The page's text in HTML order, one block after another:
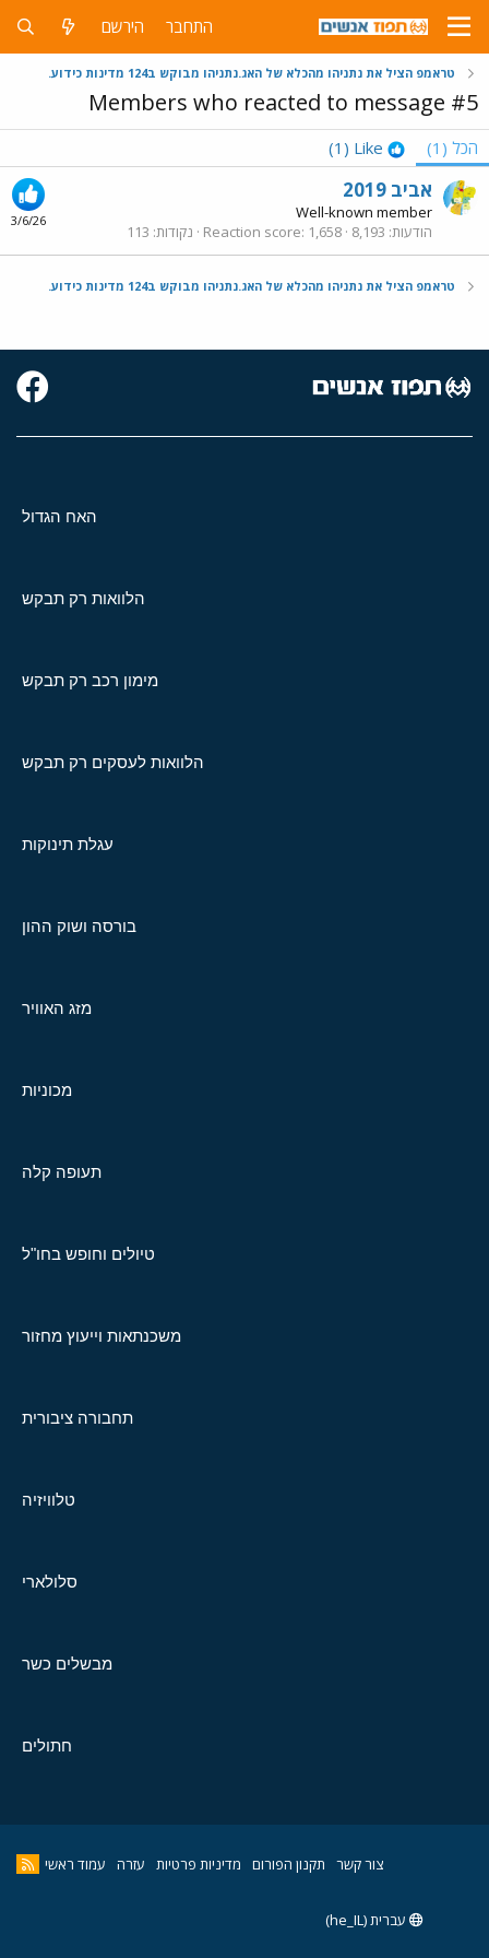
התחבר הירשם
טראמפ הציל את נתניהו מהכלא של האג.נתניהו מבוקש ב124 מדינות כידוע.
Members who reacted to message #5
הכל (1)
Like
(1)
3/6/26
אביב 2019
Well-known member
הודעות 8,193
Reaction score 1,658 נקודות 113
טראמפ הציל את נתניהו מהכלא של האג.נתניהו מבוקש ב124 מדינות כידוע.
האח הגדול
הלוואות רק תבקש
מימון רכב רק תבקש
הלוואות לעסקים רק תבקש
עגלת תינוקות
בורסה ושוק ההון
מזג האוויר
מכוניות
תעופה קלה
טיולים וחופש בחו"ל
משכנתאות וייעוץ מחזור
תחבורה ציבורית
טלוויזיה
סלולארי
מבשלים כשר
חתולים
צור קשר תקנון הפורום מדיניות פרטיות עזרה עמוד ראשי
עברית (he_IL)